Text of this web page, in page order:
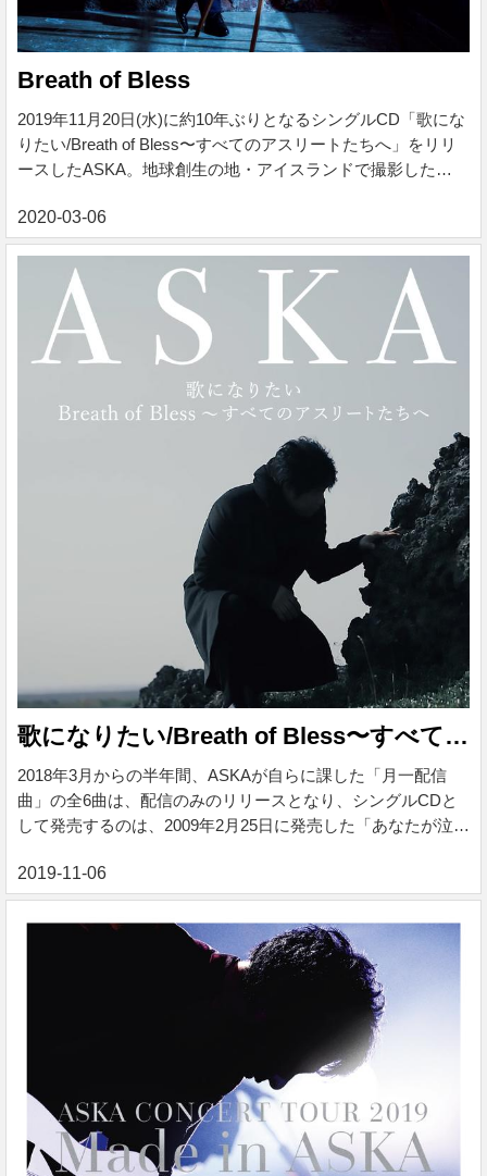
Breath of Bless
2019年11月20日(水)に約10年ぶりとなるシングルCD「歌にな
りたい/Breath of Bless〜すべてのアスリートたちへ」をリリ
ースしたASKA。地球創生の地・アイスランドで撮影した
んな最中、ASKA のニューアルバムが、2020年3月20 日(金)に
発売決定。アルバムタイトルは、「Breath of Bless」。 現
在、各地完売が続くコンサートツアー「ASKA premium
ensemble concert -higher ground-」でも披露している新曲「百
花繚乱」「We Love Music」のほ...
歌になりたい/Breath of Bless〜すべてのアスリートたちへ
2018年3月からの半年間、ASKAが自らに課した「月一配信
曲」の全6曲は、配信のみのリリースとなり、シングルCDと
して発売するのは、2009年2月25日に発売した「あなたが泣く
は、「ASKA CONCERT TOUR 2019 Made in ASKA -40年の
ありったけ-」のステージ上で披露された楽曲。セットリスト
の中でも重要な役割を果たした曲でもあり、歌詞の中には、
「命」や「宇宙」が登場する壮大なテーマだが、誰もが心に
持つ「愛の歌」になっています。東京オリンピックをイメー